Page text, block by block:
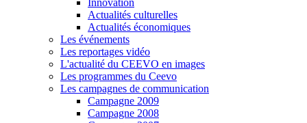
Actualités culturelles
Actualités économiques
Les événements
Les reportages vidéo
L'actualité du CEEVO en images
Les programmes du Ceevo
Les campagnes de communication
Campagne 2009
Campagne 2008